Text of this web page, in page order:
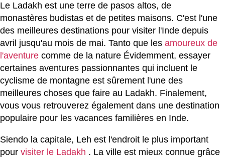
Le Ladakh est une terre de pasos altos, de
monastères budistas et de petites maisons. C'est l'une
des meilleures destinations pour visiter l'Inde depuis
avril jusqu'au mois de mai. Tanto que les amoureux de
l'aventure comme de la nature Évidemment, essayer
certaines aventures passionnantes qui incluent le
cyclisme de montagne est sûrement l'une des
meilleures choses que faire au Ladakh. Finalement,
vous vous retrouverez également dans une destination
populaire pour les vacances familières en Inde.
Siendo la capitale, Leh est l'endroit le plus important
pour visiter le Ladakh . La ville est mieux connue grâce